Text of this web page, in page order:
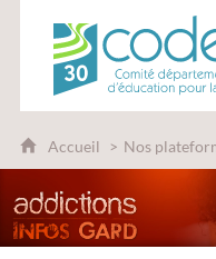
Accueil Nos